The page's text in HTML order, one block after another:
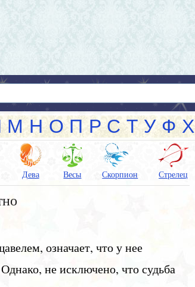
М Н О П Р С Т У Ф Х
Дева Весы Скорпион Стрелец
означает, что у нее
не исключено, что судьба